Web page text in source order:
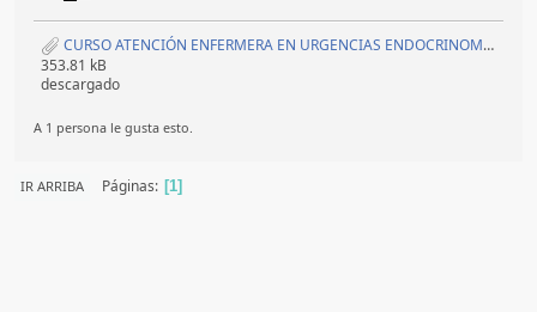
CURSO ATENCIÓN ENFERMERA EN URGENCIAS ENDOCRINOMETABÓLICAS EN EL AMBITO ASISTENCIAL DE LAS EMERGENCIAS EXTRAHOSPITALARIAS 2026.pdf
353.81 kB
descargado
A 1 persona le gusta esto.
IR ARRIBA Páginas 1